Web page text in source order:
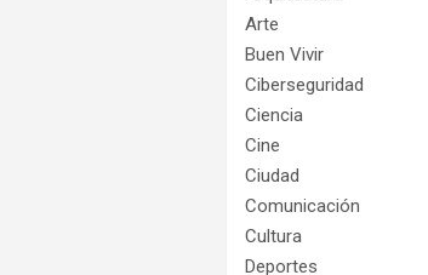
Arte
Buen Vivir
Ciberseguridad
Ciencia
Cine
Ciudad
Comunicación
Cultura
Deportes